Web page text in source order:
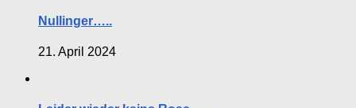
Nullinger…..
21. April 2024